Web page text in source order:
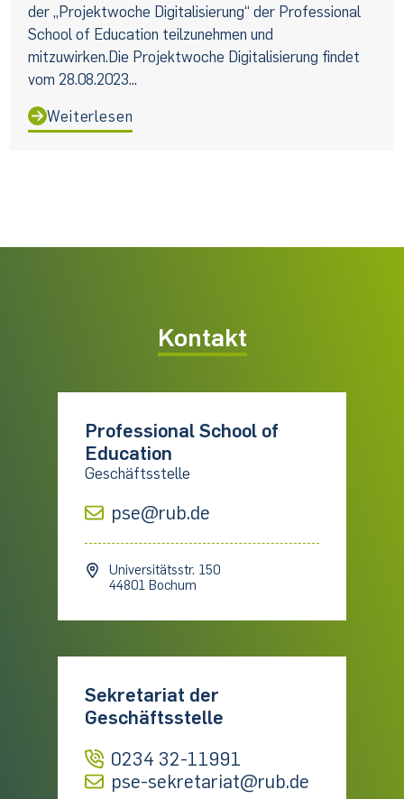
der „Projektwoche Digitalisierung“ der Professional
School of Education teilzunehmen und
mitzuwirken.Die Projektwoche Digitalisierung findet
vom 28.08.2023...
Weiterlesen
Kontakt
Professional School of
Education
Geschäftsstelle
pse@rub.de
Universitätsstr. 150
44801 Bochum
Sekretariat der
Geschäftsstelle
0234 32-11991
pse-sekretariat@rub.de